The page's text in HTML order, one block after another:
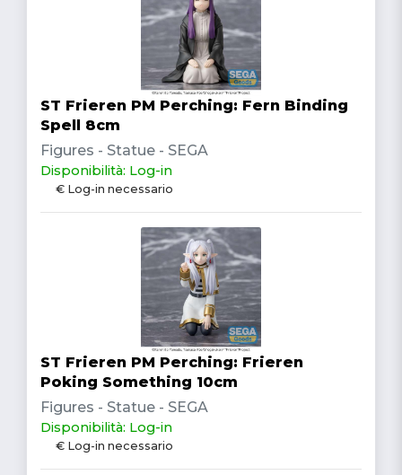
ST Frieren PM Perching: Fern Binding
Spell 8cm
Figures - Statue - SEGA
Disponibilità: Log-in
€ Log-in necessario
ST Frieren PM Perching: Frieren
Poking Something 10cm
Figures - Statue - SEGA
Disponibilità: Log-in
€ Log-in necessario